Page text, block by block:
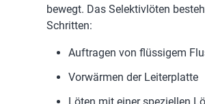
bewegt. Das Selektivlöten
Schritten:
Auftragen von flüssigem
Vorwärmen der Leiterplatte